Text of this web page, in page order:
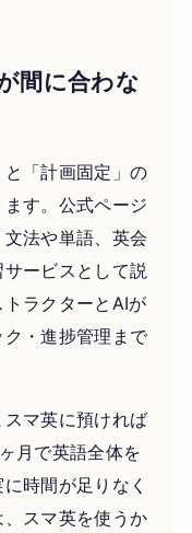
間に合わな
「計画固定」の
す。公式ページ
法や単語、英会
ービスとして説
ラクターとAIが
・進捗管理まで
マ英に預ければ
月で英語全体を
時間が足りなく
スマ英を使うか